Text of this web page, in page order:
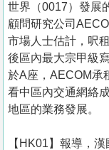
世界（0017）發展
顧問研究公司
市場人士估計，呎
後區內最大宗甲級
於A座，AECOM承
看中區內交通網絡
地區的業務發展。
【HK01】報導，